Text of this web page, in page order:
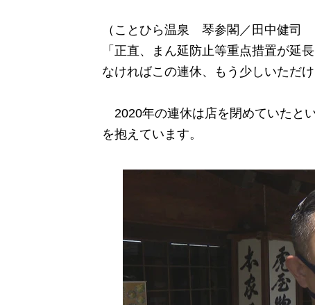
（ことひら温泉 琴参閣／田中健司
「正直、まん延防止等重点措置が延
なければこの連休、もう少しいただ
2020年の連休は店を閉めていたと
を抱えています。